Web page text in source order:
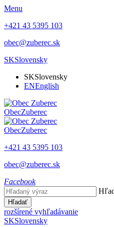
Menu
+421 43 5395 103
obec@zuberec.sk
SKSlovensky
SKSlovensky
ENEnglish
ObecZuberec
ObecZuberec
+421 43 5395 103
obec@zuberec.sk
Facebook
Hľadať
rozšírené vyhľadávanie
SKSlovensky